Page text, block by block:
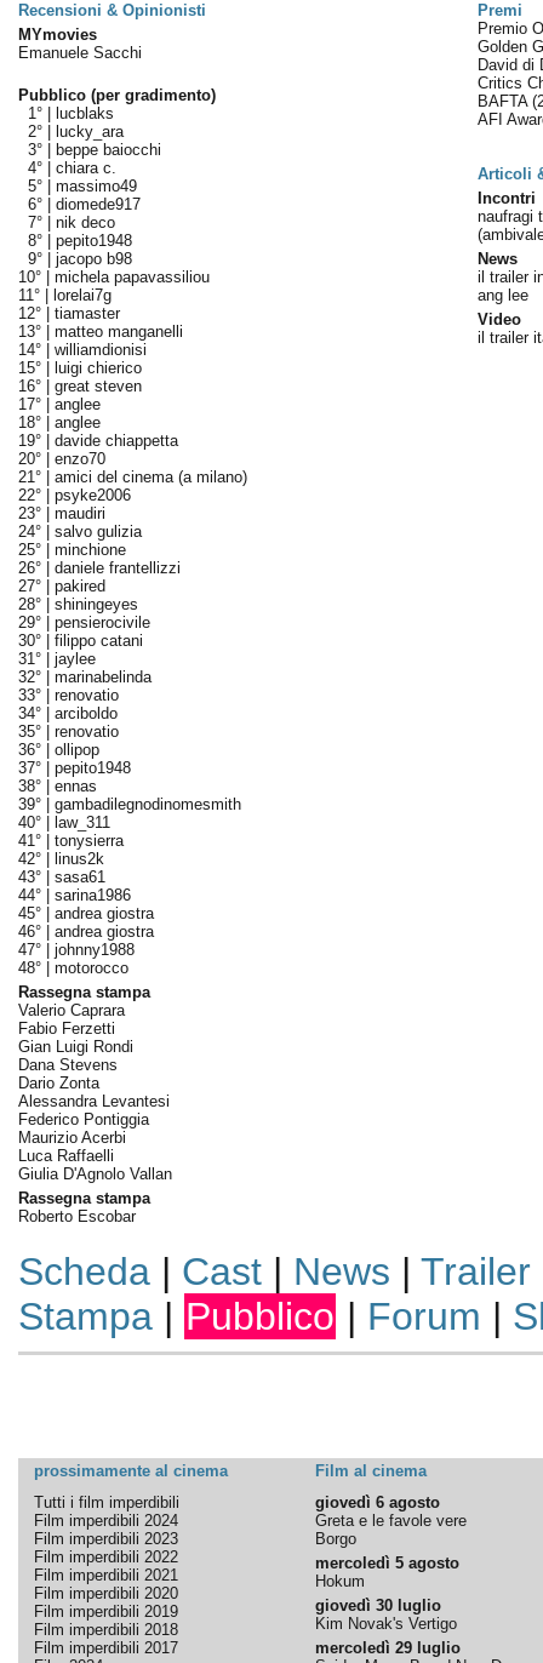
Recensioni & Opinionisti
Premi
MYmovies
Emanuele Sacchi
Pubblico (per gradimento)
1° |
lucblaks
2° |
lucky_ara
3° |
beppe baiocchi
4° | chiara c.
5° | massimo49
6° | diomede917
7° | nik deco
8° | pepito1948
9° | jacopo b98
10° | michela papavassiliou
11° |
lorelai7g
12° | tiamaster
13° | matteo manganelli
14° | williamdionisi
15° |
luigi chierico
16° | great steven
17° | anglee
18° | anglee
19° | davide chiappetta
20° | enzo70
21° | amici del cinema (a milano)
22° | psyke2006
23° | maudiri
24° | salvo gulizia
25° | minchione
26° | daniele frantellizzi
27° | pakired
28° | shiningeyes
29° | pensierocivile
30° | filippo catani
31° | jaylee
32° | marinabelinda
33° | renovatio
34° | arciboldo
35° | renovatio
36° | ollipop
37° | pepito1948
38° | ennas
39° | gambadilegnodinomesmith
40° |
law_311
41° | tonysierra
42° |
linus2k
43° | sasa61
44° | sarina1986
45° | andrea giostra
46° | andrea giostra
47° | johnny1988
48° | motorocco
Rassegna stampa
Valerio Caprara
Fabio Ferzetti
Gian Luigi Rondi
Dana Stevens
Dario Zonta
Alessandra Levantesi
Federico Pontiggia
Maurizio Acerbi
Luca Raffaelli
Giulia D'Agnolo Vallan
Rassegna stampa
Roberto Escobar
Premio
Golden
David di
Critics
BAFTA
AFI
Articoli
Incontri
naufragi
News
il trailer
ang lee
Video
il trailer
Scheda| Cast| News | Trailer
Stampa| Pubblico | Forum |
prossimamente al cinema
Film al cinema
Tutti i film imperdibili
Film imperdibili 2024
Film imperdibili 2023
Film imperdibili 2022
Film imperdibili 2021
Film imperdibili 2020
Film imperdibili 2019
Film imperdibili 2018
Film imperdibili 2017
giovedì 6 agosto
Greta e le favole vere
Borgo
mercoledì 5 agosto
Hokum
giovedì 30 luglio
Kim Novak's Vertigo
mercoledì 29 luglio